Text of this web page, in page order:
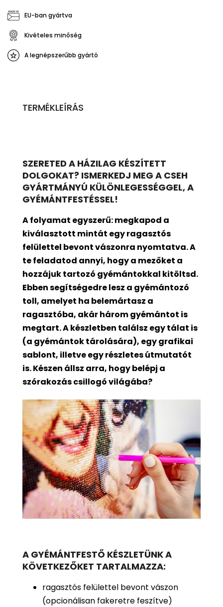
EU-ban gyártva
Kivételes minőség
A legnépszerűbb gyártó
TERMÉKLEÍRÁS
SZERETED A HÁZILAG KÉSZÍTETT
DOLGOKAT? ISMERKEDJ MEG A CSEH
GYÁRTMÁNYÚ KÜLÖNLEGESSÉGGEL, A
GYÉMÁNTFESTÉSSEL!
A folyamat egyszerű: megkapod a
kiválasztott mintát egy ragasztós
felülettel bevontvászonra nyomtatva. A
te feladatod annyi, hogy a mezőket a
hozzájuk tartozó gyémántokkal kitöltsd.
Ebben segítségedre lesz a gyémántozó
toll, amelyet ha belemártasz a
ragasztóba, akár három gyémántot is
megtart. A készletben találsz egy tálat is
(a gyémántok tárolására), egy grafikai
sablont, illetve egy részletes útmutatót
is. Készen állsz arra, hogy belépj a
szórakozás csillogó világába?
A GYÉMÁNTFESTŐ KÉSZLETÜNK A
KÖVETKEZŐKET TARTALMAZZA:
ragasztós felülettel bevont vászon
(opcionálisan fakeretre feszítve)